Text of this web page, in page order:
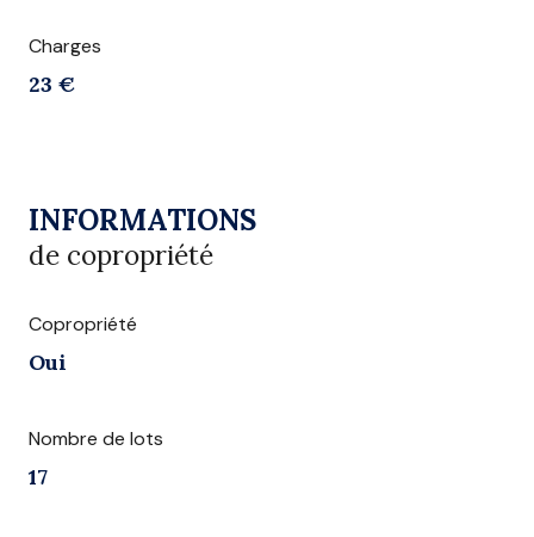
Charges
23 €
INFORMATIONS
de copropriété
Copropriété
Oui
Nombre de lots
17